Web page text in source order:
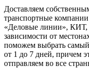
Доставляем
транспортные
«Деловые линии», КИТ,
зависимости от
поможем выбрать
от 1 до 7 дней, причем
отправляем во все